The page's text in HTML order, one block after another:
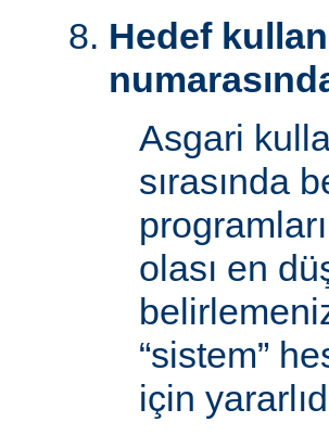
Hedef
Asgari
sırasında
olası en
“sistem”
için